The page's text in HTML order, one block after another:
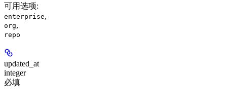
可用选项:
enterprise,
org,
repo
updated_at
integer
必填